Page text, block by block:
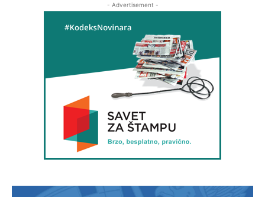
- Advertisement -